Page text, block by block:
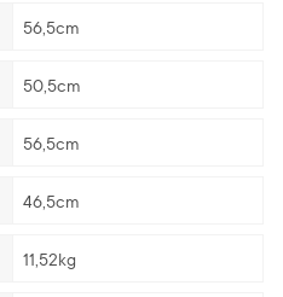
56,5cm
50,5cm
56,5cm
46,5cm
11,52kg